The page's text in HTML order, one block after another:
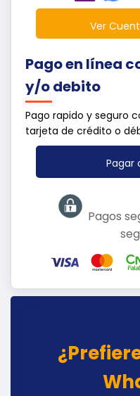
Ver
Pago en línea
y/o debito
Pago rapido y seguro
tarjeta de crédito o
Pagar
Pagos